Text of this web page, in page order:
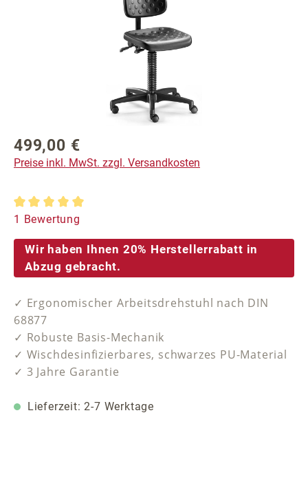
Regulärer Preis:
499,00 €
Preise inkl. MwSt. zzgl. Versandkosten
Durchschnittliche Bewertung von 5 von 5 Sternen
1 Bewertung
Wir haben Ihnen 20% Herstellerrabatt in
Abzug gebracht.
✓ Ergonomischer Arbeitsdrehstuhl nach DIN
68877
✓ Robuste Basis-Mechanik
✓ Wischdesinfizierbares, schwarzes PU-Material
✓ 3 Jahre Garantie
Lieferzeit: 2-7 Werktage